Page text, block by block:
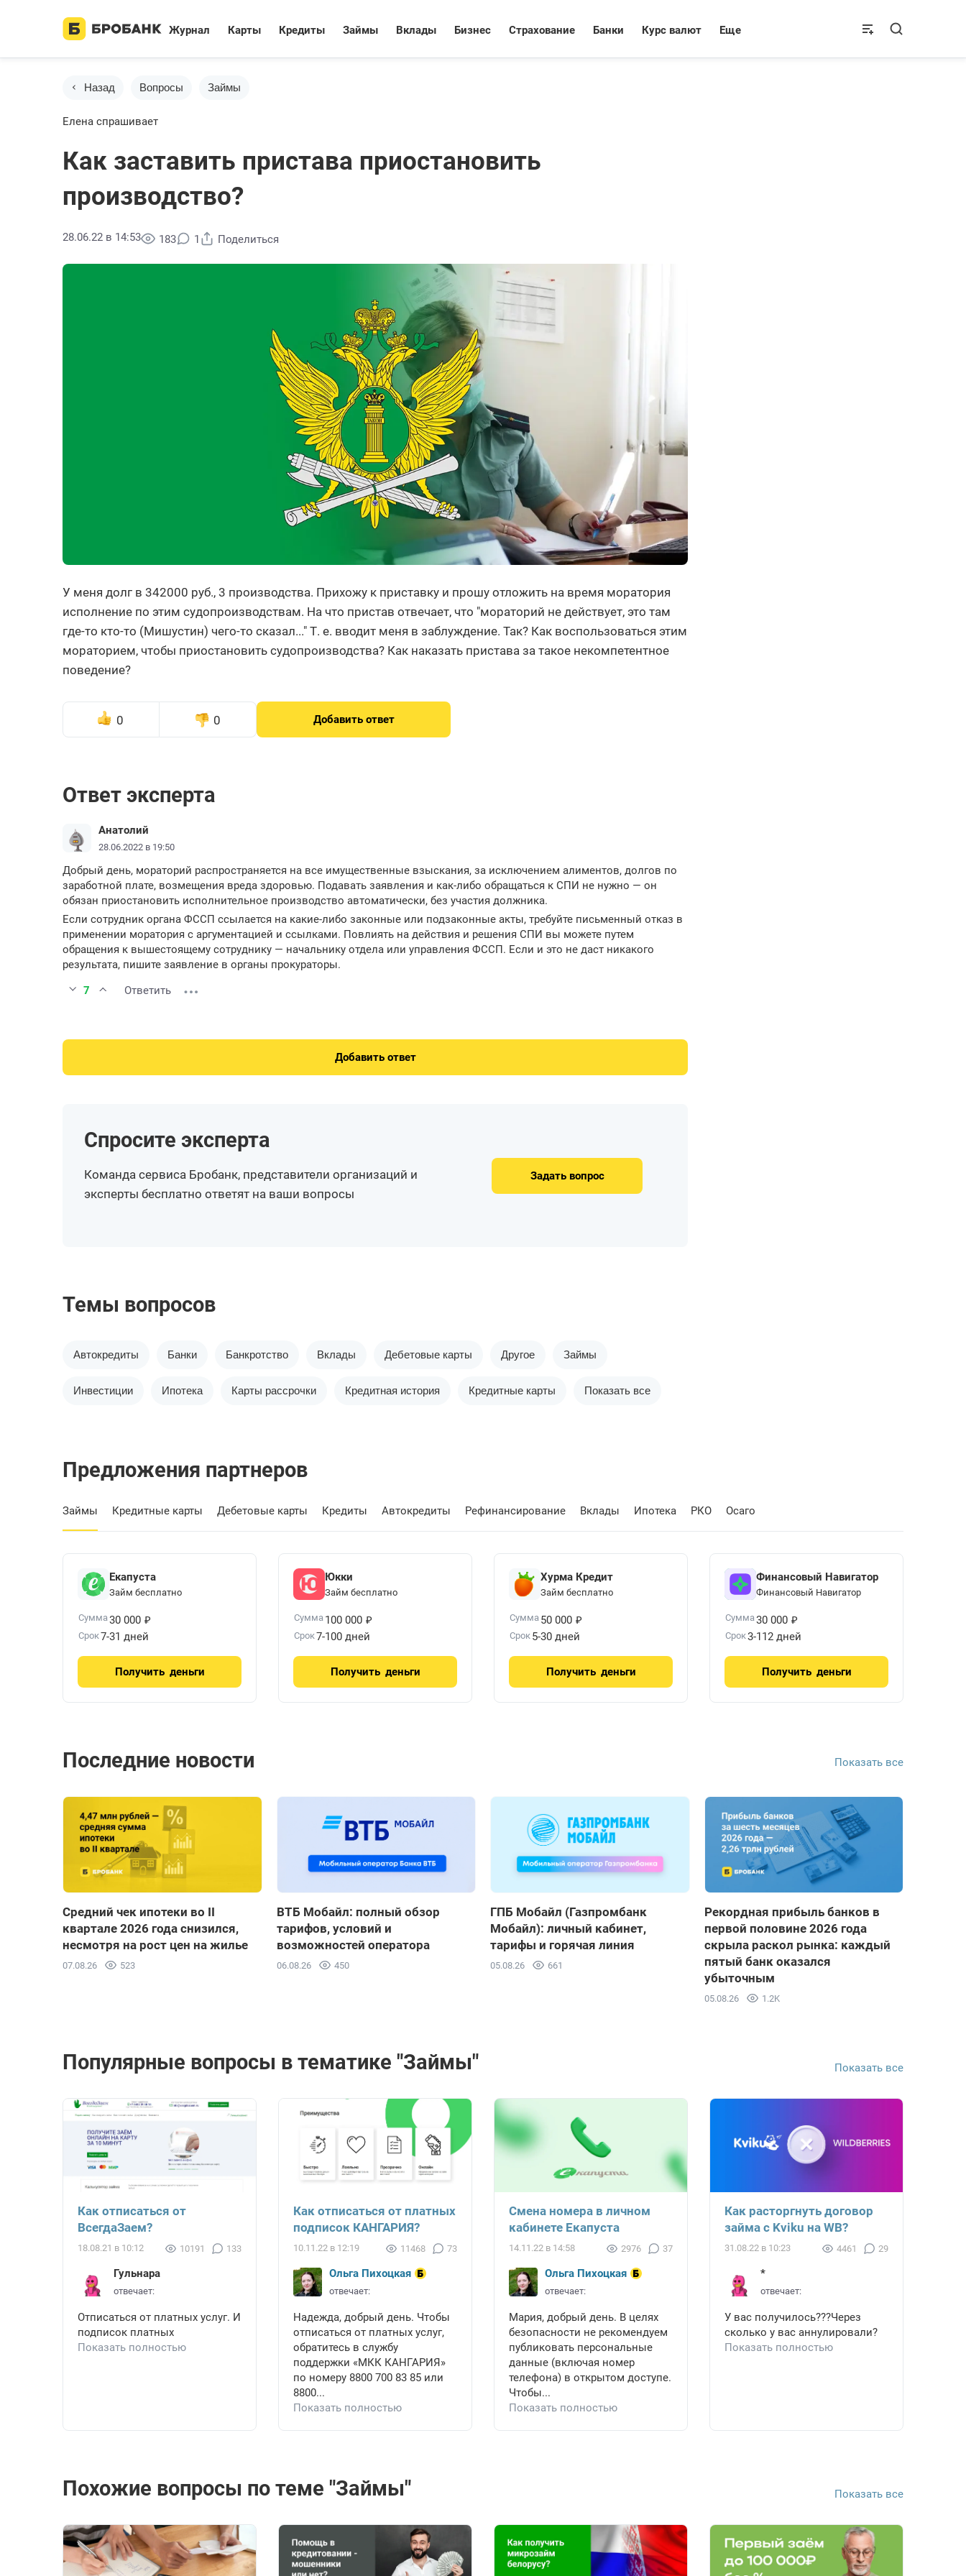
Журнал Карты Кредиты Займы Вклады Бизнес Страхование Банки Курс валют Еще
Назад Вопросы Займы
Елена спрашивает
Как заставить пристава приостановить
производство?
28.06.22 в 14:53 183 1 Поделиться
У меня долг в 342000 руб., 3 производства. Прихожу к приставку и прошу отложить на время моратория
исполнение по этим судопроизводствам. На что пристав отвечает, что "мораторий не действует, это там
где-то кто-то (Мишустин) чего-то сказал..." Т. е. вводит меня в заблуждение. Так? Как воспользоваться этим
мораторием, чтобы приостановить судопроизводства? Как наказать пристава за такое некомпетентное
поведение?
0 0 Добавить ответ
Ответ эксперта
Анатолий
28.06.2022 в 19:50
Добрый день, мораторий распространяется на все имущественные взыскания, за исключением алиментов, долгов по
заработной плате, возмещения вреда здоровью. Подавать заявления и как-либо обращаться к СПИ не нужно — он
обязан приостановить исполнительное производство автоматически, без участия должника.
Если сотрудник органа ФССП ссылается на какие-либо законные или подзаконные акты, требуйте письменный отказ в
применении моратория с аргументацией и ссылками. Повлиять на действия и решения СПИ вы можете путем
обращения к вышестоящему сотруднику — начальнику отдела или управления ФССП. Если и это не даст никакого
результата, пишите заявление в органы прокураторы.
7
Ответить
Добавить ответ
Спросите эксперта
Команда сервиса Бробанк, представители организаций и
эксперты бесплатно ответят на ваши вопросы
Задать вопрос
Темы вопросов
Автокредиты Банки Банкротство Вклады Дебетовые карты Другое Займы
Инвестиции Ипотека Карты рассрочки Кредитная история Кредитные карты Показать все
Предложения партнеров
Займы Кредитные карты Дебетовые карты Кредиты Автокредиты Рефинансирование Вклады Ипотека РКО Осаго
Екапуста
Займ бесплатно
Сумма30 000 ₽
Срок7-31 дней
Получить деньги
Юкки
Займ бесплатно
Сумма 100 000 ₽
Срок7-100 дней
Получить деньги
Хурма Кредит
Займ бесплатно
Сумма 50 000 ₽
Срок 5-30 дней
Получить деньги
Финансовый Навигатор
Финансовый Навигатор
Сумма30 000 ₽
Срок3-112 дней
Получить деньги
Последние новости Показать все
Средний чек ипотеки во II
квартале 2026 года снизился,
несмотря на рост цен на жилье
07.08.26 523
ВТБ Мобайл: полный обзор
тарифов, условий и
возможностей оператора
06.08.26 450
ГПБ Мобайл (Газпромбанк
Мобайл): личный кабинет,
тарифы и горячая линия
05.08.26 661
Рекордная прибыль банков в
первой половине 2026 года
скрыла раскол рынка: каждый
пятый банк оказался
убыточным
05.08.26 1.2K
Популярные вопросы в тематике "Займы" Показать все
Как отписаться от
ВсегдаЗаем?
18.08.21 в 10:12 10191 133
Гульнара
отвечает:
Отписаться от платных услуг. И
подписок платных
Показать полностью
Как отписаться от платных
подписок КАНГАРИЯ?
10.11.22 в 12:19 11468 73
Ольга Пихоцкая
отвечает:
Надежда, добрый день. Чтобы
отписаться от платных услуг,
обратитесь в службу
поддержки «МКК КАНГАРИЯ»
по номеру 8800 700 83 85 или
8800...
Показать полностью
Смена номера в личном
кабинете Екапуста
14.11.22 в 14:58 2976 37
Ольга Пихоцкая
отвечает:
Мария, добрый день. В целях
безопасности не рекомендуем
публиковать персональные
данные (включая номер
телефона) в открытом доступе.
Чтобы...
Показать полностью
Как расторгнуть договор
займа с Kviku на WB?
31.08.22 в 10:23 4461 29
*
отвечает:
У вас получилось???Через
сколько у вас аннулировали?
Показать полностью
Похожие вопросы по теме "Займы" Показать все